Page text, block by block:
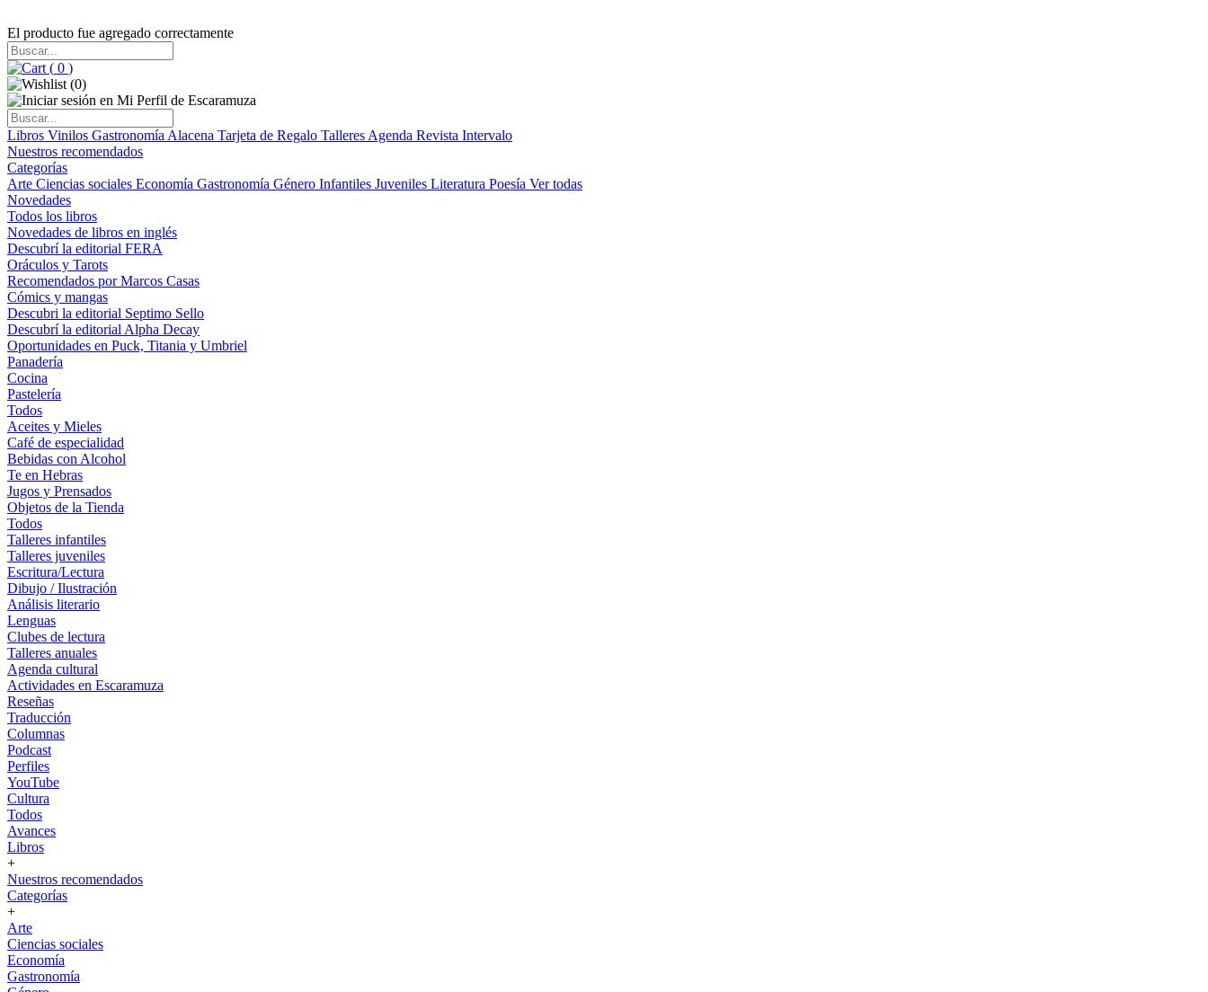
El producto fue agregado correctamente
( 0 )
(0)
Libros Vinilos Gastronomía Alacena Tarjeta de Regalo Talleres Agenda Revista Intervalo
Nuestros recomendados
Categorías
Arte Ciencias sociales Economía Gastronomía Género Infantiles Juveniles Literatura Poesía Ver todas
Novedades
Todos los libros
Novedades de libros en inglés
Descubrí la editorial FERA
Oráculos y Tarots
Recomendados por Marcos Casas
Cómics y mangas
Descubri la editorial Septimo Sello
Descubrí la editorial Alpha Decay
Oportunidades en Puck, Titania y Umbriel
Panadería
Cocina
Pastelería
Todos
Aceites y Mieles
Café de especialidad
Bebidas con Alcohol
Te en Hebras
Jugos y Prensados
Objetos de la Tienda
Todos
Talleres infantiles
Talleres juveniles
Escritura/Lectura
Dibujo / Ilustración
Análisis literario
Lenguas
Clubes de lectura
Talleres anuales
Agenda cultural
Actividades en Escaramuza
Reseñas
Traducción
Columnas
Podcast
Perfiles
YouTube
Cultura
Todos
Avances
Libros
+
Nuestros recomendados
Categorías
+
Arte
Ciencias sociales
Economía
Gastronomía